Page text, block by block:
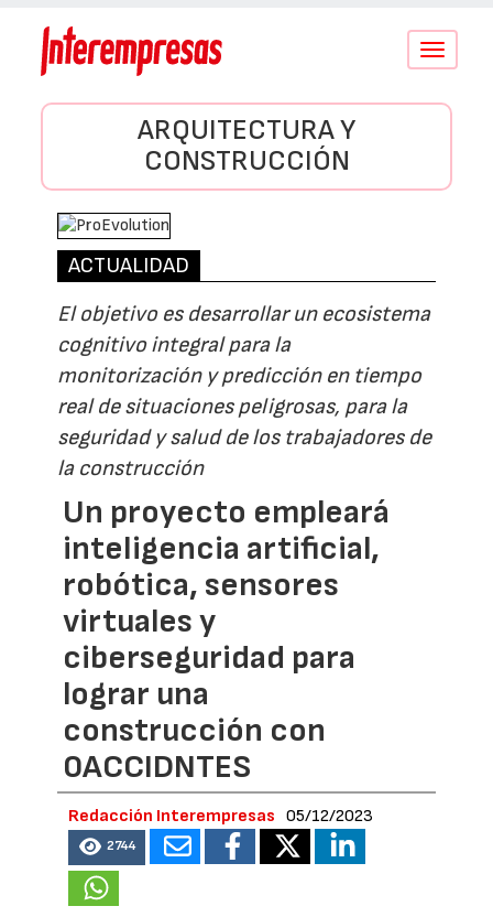
Conmutar
ARQUITECTURA Y
CONSTRUCCIÓN
ACTUALIDAD
El objetivo es desarrollar un ecosistema
cognitivo integral para la
monitorización y predicción en tiempo
real de situaciones peligrosas, para la
seguridad y salud de los trabajadores de
la construcción
Un proyecto empleará
inteligencia artificial,
robótica, sensores
virtuales y
ciberseguridad para
lograr una
construcción con
0ACCIDNTES
Redacción Interempresas 05/12/2023
2744